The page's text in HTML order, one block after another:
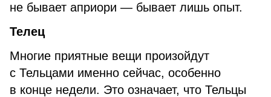
не бывает априори — бывает лишь опыт.
Телец
Многие приятные вещи произойдут
с Тельцами именно сейчас, особенно
в конце недели. Это означает, что Тельцы